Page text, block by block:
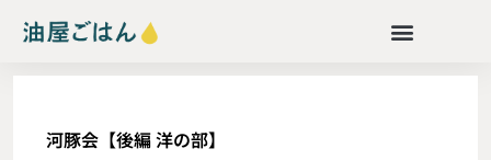
河豚会【後編 洋の部】